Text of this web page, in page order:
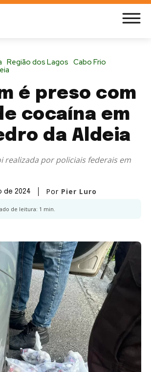
Região dos Lagos Cabo Frio
é preso com
cocaína em
da Aldeia
realizada por policiais federais em
de 2024 Por Pier Luro
de leitura: 1 min.